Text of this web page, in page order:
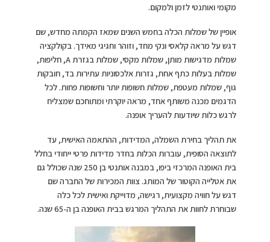
מקומי ואותנטי לזמן ולמקום.
אופיין של שמלות הכלה בחמש השנים שמאז הקמתה מחדש, שם
דגש על מראה קלאסי ונקי מחד, וזוהר וחגיגי מאידך. בקולקציה
שמלות מדגישות מותן, שמלות מקסי, שמלות בגזרת A, חליפות,
שמלות בעלות כתף אחת, גזרות אלכסוניות עתירות בד, חובקות
גוף, שמלות מעטפת, שמלות חשופות יותר וחשופות פחות. לכל
הדגמים מכנה משותף אחד, מראה יוקרתי ומתוחכם שמצליח
לרגש כלות שיודעות להעריך אופנה.
את תהליך בחירת השמלה, המדידות, ההתאמה האישית, עד
לתוצאה הסופית, עוברות הכלות בחדר מדידות פרטי ייחודי בחלל
בית האופנה המרכזי ביפו, במבנה אותנטי בן 250 שנה שכולל גם
את אטלייה הקוטור של המותג. צוות המכירות של החברה שם
דגש על חוויה מקצועית, רגישה, מדוייקת ואישית לכל כלה
שבוחרת לחוות את התהליך המרגש בבית האופנה בן ה-65 שנה.